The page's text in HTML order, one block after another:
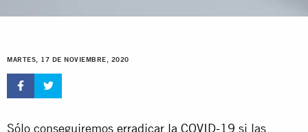
RICOS
MARTES, 17 DE NOVIEMBRE, 2020
Sólo conseguiremos erradicar la COVID-19 si las